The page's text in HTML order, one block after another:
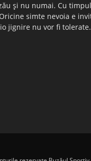
şi nu numai. Cu
simte nevoia e
jignire nu vor fi